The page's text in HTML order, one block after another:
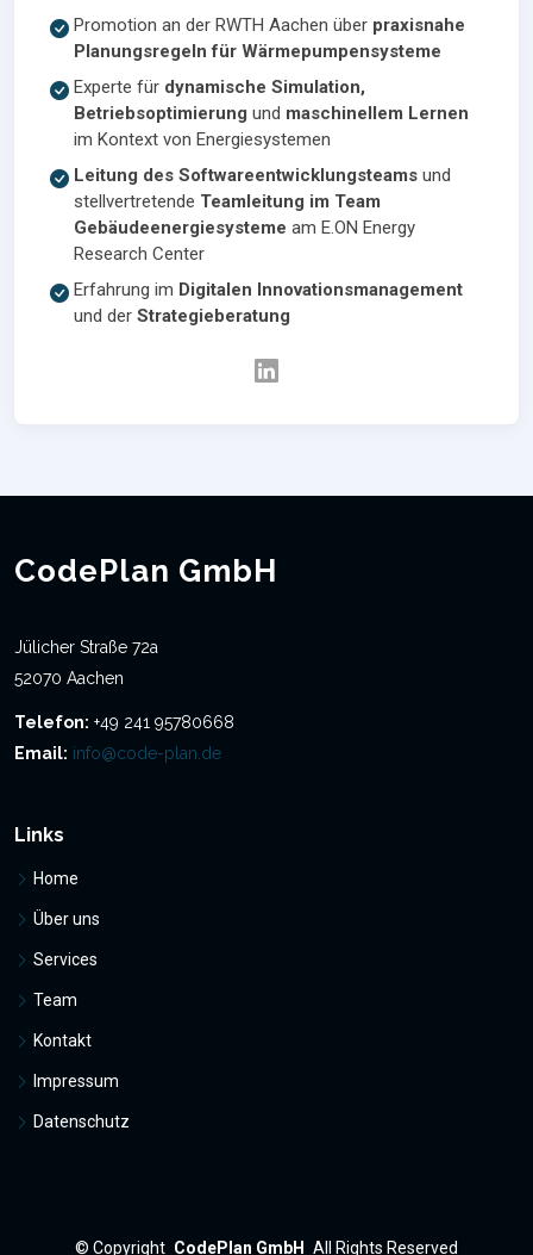
Promotion an der RWTH Aachen über praxisnahe
Planungsregeln für Wärmepumpensysteme
Experte für dynamische Simulation,
Betriebsoptimierung und maschinellem Lernen
im Kontext von Energiesystemen
Leitung des Softwareentwicklungsteams und
stellvertretende Teamleitung im Team
Gebäudeenergiesysteme am E.ON Energy
Research Center
Erfahrung im Digitalen Innovationsmanagement
und der Strategieberatung
CodePlan GmbH
Jülicher Straße 72a
52070 Aachen
Telefon: +49 241 95780668
Email: info@code-plan.de
Links
Home
Über uns
Services
Team
Kontakt
Impressum
Datenschutz
© Copyright CodePlan GmbH All Rights Reserved